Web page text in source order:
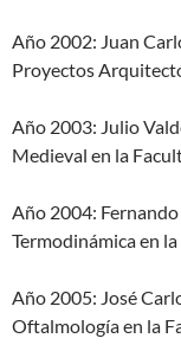
Año 2002: Juan
Proyectos
Año 2003: Julio
Medieval en la
Año 2004:
Termodinámica en
Año 2005: José
Oftalmología en la